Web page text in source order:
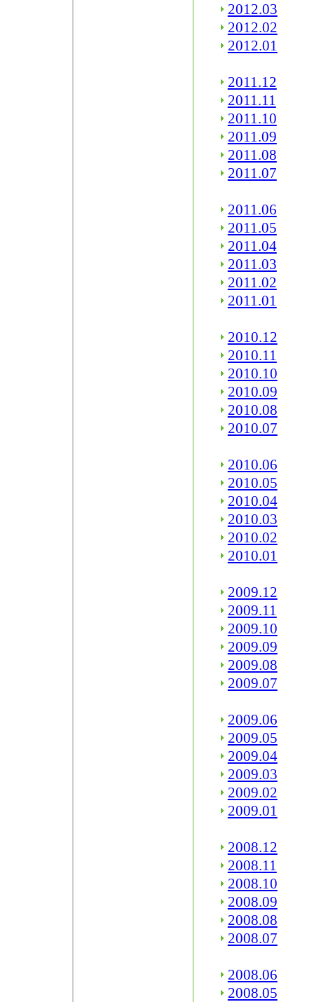
2012.03
2012.02
2012.01
2011.12
2011.11
2011.10
2011.09
2011.08
2011.07
2011.06
2011.05
2011.04
2011.03
2011.02
2011.01
2010.12
2010.11
2010.10
2010.09
2010.08
2010.07
2010.06
2010.05
2010.04
2010.03
2010.02
2010.01
2009.12
2009.11
2009.10
2009.09
2009.08
2009.07
2009.06
2009.05
2009.04
2009.03
2009.02
2009.01
2008.12
2008.11
2008.10
2008.09
2008.08
2008.07
2008.06
2008.05